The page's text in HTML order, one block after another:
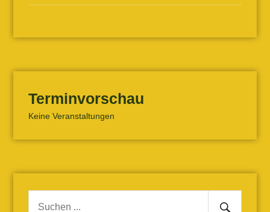
Terminvorschau
Keine Veranstaltungen
Suche
Senden